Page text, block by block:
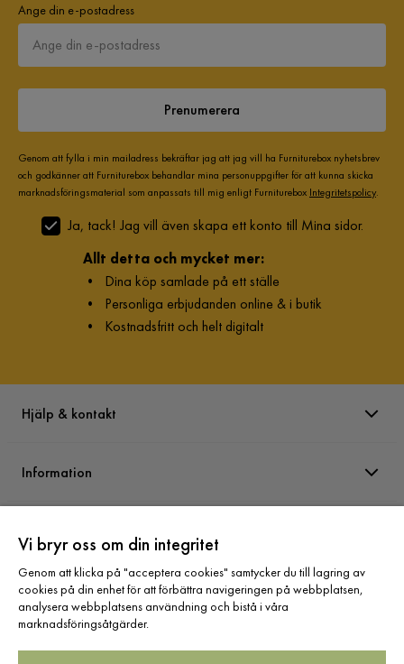
Ange din e-postadress
Prenumerera
Genom att fylla i min mailadress bekräftar jag att jag vill ha Furniturebox nyhetsbrev
och godkänner att Furniturebox behandlar mina personuppgifter för att kunna skicka
marknadsföringsmaterial som anpassats till mig enligt Furniturebox Integritetspolicy.
Ja, tack! Jag vill även skapa ett konto till Mina sidor.
Allt detta och mycket mer:
• Dina köp samlade på ett ställe
• Personliga erbjudanden online & i butik
• Kostnadsfritt och helt digitalt
Hjälp & kontakt
Information
Sortiment
Vi bryr oss om din integritet
Genom att klicka på "acceptera cookies" samtycker du till lagring av
cookies på din enhet för att förbättra navigeringen på webbplatsen,
analysera webbplatsens användning och bistå i våra
marknadsföringsåtgärder.